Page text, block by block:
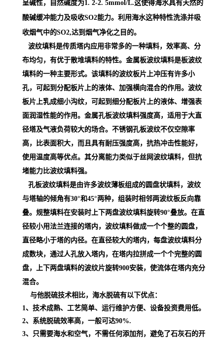
呈碱性，自然碱度为1. 2-2. 5mmol/L.这使得海水具有天然的
酸碱缓冲能力及吸收SO2能力。利用海水这种特性洗涤并吸
收烟气中的SO2,达到烟气净化之目的。
波纹填料是传质塔内应用非常多的一种填料，效率高、分
布均匀，有优于散堆填料的特性。金属板波纹填料是板波纹
填料的一种主要形式。该填料的波纹板片上冲压有许多小
孔，可起到分配板片上的液体、加强横向混合的作用。波纹
板片上乳成细小沟纹，可起到细分配板片上的液体、增强表
面润湿性能的作用。金属孔板波纹填料强度高，适用于大直
径塔及气液负荷较大的场合。不锈钢孔板波纹不仅空隙率
高，比表面积大，而且具有耐压强度高，抗热冲击性能好，
使用温度高等优点。其分离能力类似于丝网波纹填料，但抗
堵能力比波纹填料强。
孔板波纹填料是由许多波纹薄板组成的圆盘状填料，波纹
与塔轴的倾角有30°和45°两种，组装时相邻两波纹板反向靠
叠。规整填料在安装时上下两盘波纹填料旋转90°叠放。在直
径较小用法兰连接的塔内，波纹填料做成一个个整的圆盘，
直径略小于塔的内径。在直径较大的塔内，每盘波纹填料分
成数块，通过人孔放入塔内，在塔内拉拼成一个个完整的圆
盘，上下两盘填料的波纹片旋转900安装，使流体在塔内充分
混合。
与他脱硫技术相比，海水脱硫有以下优点：
1、技术成熟、工艺简单、运行维护方便、设备投资费用低。
2、系统脱硫效率高，一般可达90%.
3、只需要海水和空气，不需任何添加剂，避免了石灰石的开